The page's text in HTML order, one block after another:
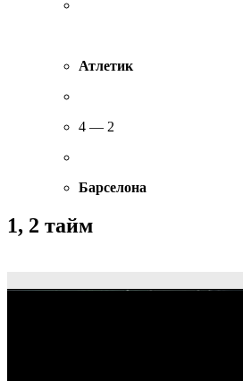
Атлетик
4 — 2
Барселона
1, 2 тайм